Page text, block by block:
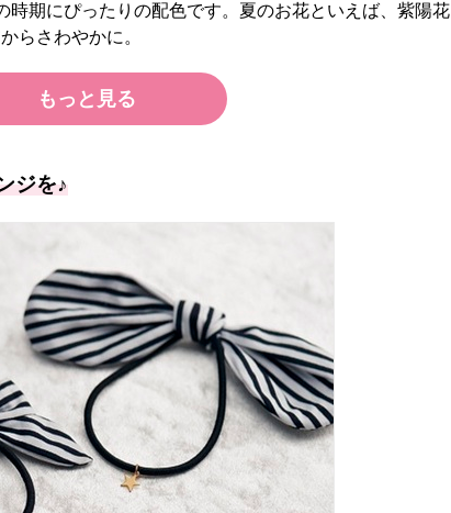
時期にぴったりの配色です。夏のお花といえば、紫陽花
らさわやかに。
もっと見る
ジを♪